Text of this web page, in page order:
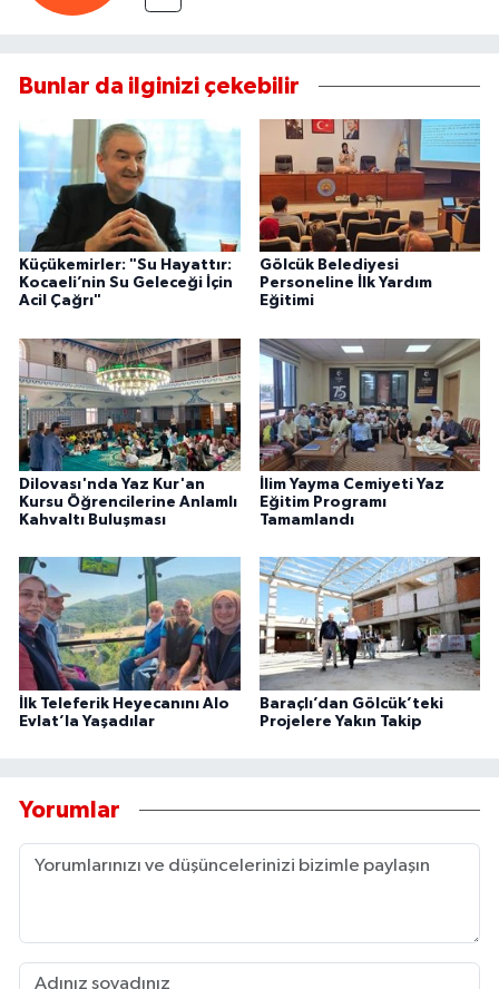
Bunlar da ilginizi çekebilir
Küçükemirler: "Su Hayattır:
Kocaeli’nin Su Geleceği İçin
Acil Çağrı"
Gölcük Belediyesi
Personeline İlk Yardım
Eğitimi
Dilovası'nda Yaz Kur'an
Kursu Öğrencilerine Anlamlı
Kahvaltı Buluşması
İlim Yayma Cemiyeti Yaz
Eğitim Programı
Tamamlandı
İlk Teleferik Heyecanını Alo
Evlat’la Yaşadılar
Baraçlı’dan Gölcük’teki
Projelere Yakın Takip
Yorumlar